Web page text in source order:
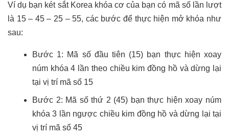
Ví dụ bạn két sắt Korea khóa cơ của bạn có mã số lần lượt
là 15 – 45 – 25 – 55, các bước để thực hiện mở khóa như
sau:
Bước 1: Mã số đầu tiên (15) bạn thực hiện xoay
núm khóa 4 lần theo chiều kim đồng hồ và dừng lại
tại vị trí mã số 15
Bước 2: Mã số thứ 2 (45) bạn thực hiện xoay núm
khóa 3 lần ngược chiều kim đồng hồ và dừng lại tại
vị trí mã số 45